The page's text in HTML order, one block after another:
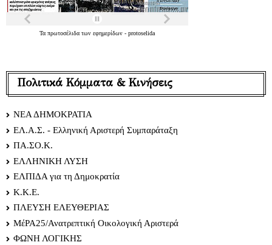
Τα πρωτοσέλιδα των εφημερίδων - protoselida
Πολιτικά Κόμματα & Κινήσεις
ΝΕΑ ΔΗΜΟΚΡΑΤΙΑ
ΕΛ.Α.Σ. - Ελληνική Αριστερή Συμπαράταξη
ΠΑ.ΣΟ.Κ.
ΕΛΛΗΝΙΚΗ ΛΥΣΗ
ΕΛΠΙΔΑ για τη Δημοκρατία
Κ.Κ.Ε.
ΠΛΕΥΣΗ ΕΛΕΥΘΕΡΙΑΣ
ΜέΡΑ25/Ανατρεπτική Οικολογική Αριστερά
ΦΩΝΗ ΛΟΓΙΚΗΣ